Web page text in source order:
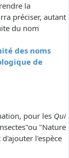
la
préciser, autant
du nom
des noms
de
pour les Qui
"Nature
l'espèce